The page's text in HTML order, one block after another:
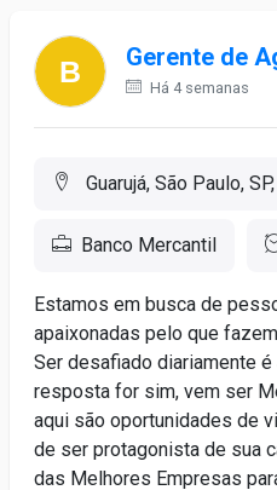
Gerente de
Há 4 semanas
Guarujá, São Paulo,
Banco Mercantil
Estamos em busca de
apaixonadas pelo que
Ser desafiado diariamente
resposta for sim, vem ser
aqui são oportunidades de
de ser protagonista de sua
das Melhores Empresas